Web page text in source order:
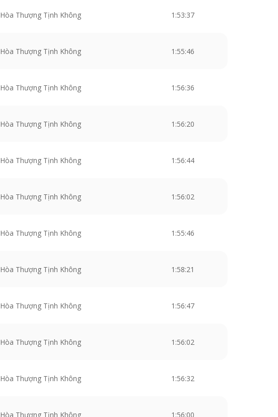
Hòa Thượng Tịnh Không 1:53:37
Hòa Thượng Tịnh Không 1:55:46
Hòa Thượng Tịnh Không 1:56:36
Hòa Thượng Tịnh Không 1:56:20
Hòa Thượng Tịnh Không 1:56:44
Hòa Thượng Tịnh Không 1:56:02
Hòa Thượng Tịnh Không 1:55:46
Hòa Thượng Tịnh Không 1:58:21
Hòa Thượng Tịnh Không 1:56:47
Hòa Thượng Tịnh Không 1:56:02
Hòa Thượng Tịnh Không 1:56:32
Hòa Thượng Tịnh Không 1:56:00